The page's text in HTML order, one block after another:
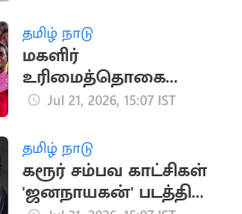
சேர்த்த தவெக MLA
தமிழ் நாடு
மகளிர்
உரிமைத்தொகை
உயர்கிறதா? புதிய
பெறத் திட்டம்
Jul 21, 2026, 15:07 IST
தமிழ் நாடு
கரூர் சம்பவ காட்சிகள்
'ஜனநாயகன்' படத்தில்